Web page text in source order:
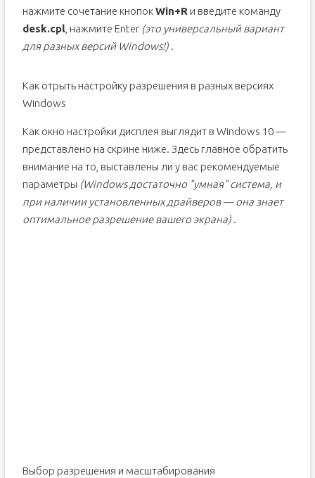
нажмите сочетание кнопокWin+R и введите команду
desk.cpl, нажмите Enter (это универсальный вариант
для разных версий Windows!).
Как отрыть настройку разрешения в разных версиях
Windows
Как окно настройки дисплея выглядит в Windows 10 —
представлено на скрине ниже. Здесь главное обратить
внимание на то, выставлены ли у вас рекомендуемые
параметры (Windows достаточно "умная" система, и
при наличии установленных драйверов — она знает
оптимальное разрешение вашего экрана).
Выбор разрешения и масштабирования